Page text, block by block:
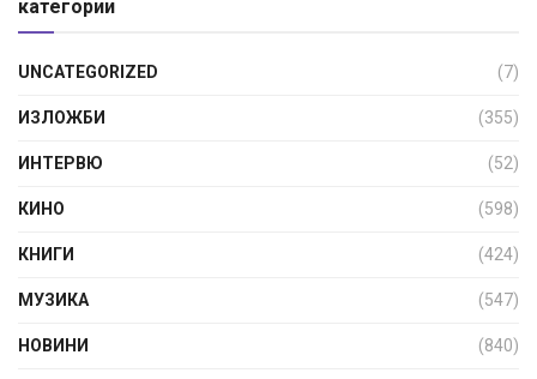
категории
UNCATEGORIZED (7)
ИЗЛОЖБИ (355)
ИНТЕРВЮ (52)
КИНО (598)
КНИГИ (424)
МУЗИКА (547)
НОВИНИ (840)